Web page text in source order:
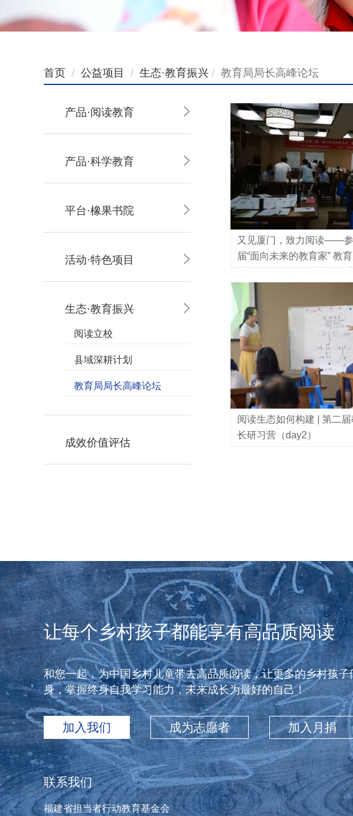
首页 公益项目 生态·教育振兴 教育局局长高峰论坛
产品·阅读教育
产品·科学教育
平台·橡果书院
活动·特色项目
生态·教育振兴
阅读立校
县域深耕计划
教育局局长高峰论坛
成效价值评估
又见厦门，致力阅读——
届“面向未来的教育家” 教
研习营手记
阅读生态如何构建 | 第二
长研习营（day2）
让每个乡村孩子都能享有高品质阅读
和您一起，为中国乡村儿童带去高品质阅读，让更多的乡村孩
身，掌握终身自我学习能力，未来成长为最好的自己！
加入我们 成为志愿者 加入月捐
联系我们
福建省担当者行动教育基金会